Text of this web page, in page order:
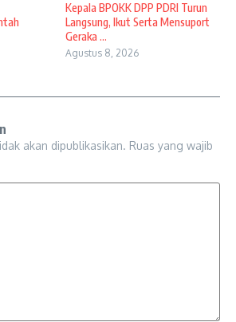
Kepala BPOKK DPP PDRI Turun
Langsung, Ikut Serta Mensuport
Geraka ...
Agustus 8, 2026
akan dipublikasikan. Ruas yang wajib